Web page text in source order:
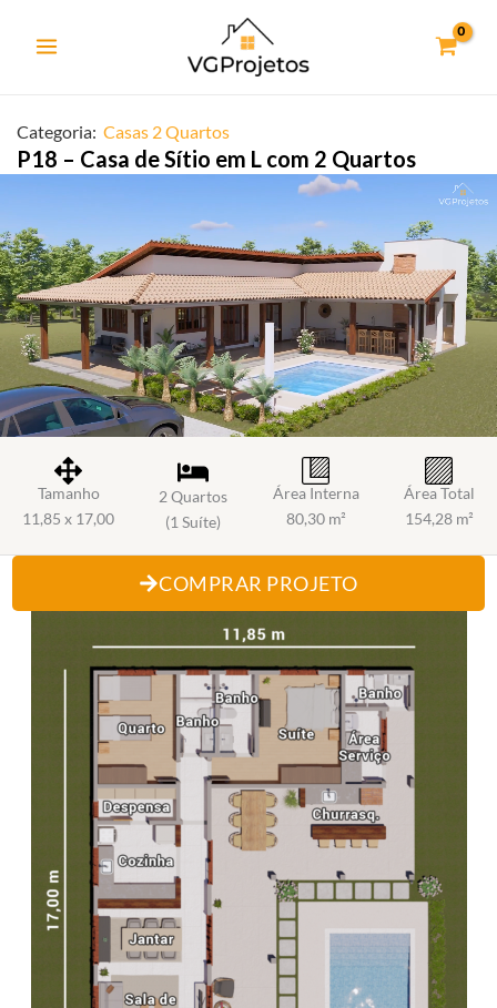
para
Categoria: Casas 2 Quartos
P18 – Casa de Sítio em L com 2 Quartos
Tamanho
11,85 x 17,00
2 Quartos
(1 Suíte)
Área Interna
80,30 m²
Área Total
154,28 m²
COMPRAR PROJETO